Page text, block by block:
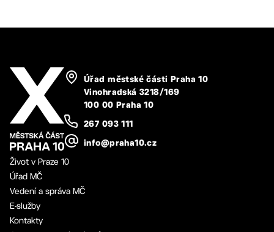
Úřad městské části Praha 10
Vinohradská 3218/169
100 00 Praha 10
267 093 111
info@praha10.cz
Život v Praze 10
Úřad MČ
Vedení a správa MČ
E-služby
Kontakty